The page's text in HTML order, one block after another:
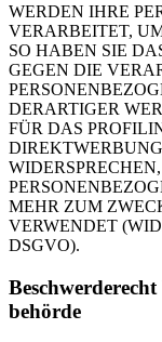
WERDEN IHRE
VERARBEITET,
SO HABEN SIE
GEGEN DIE
DERARTIGER
FÜR DAS
MEHR ZUM
VERWENDET
DSGVO).
behörde